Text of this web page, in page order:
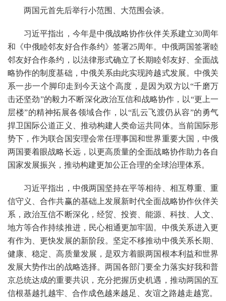
两国元首先后举行小范围、大范围会谈。
习近平指出，今年是中俄战略协作伙伴关系建立30周年
和《中俄睦邻友好合作条约》签署25周年。中俄两国签署睦
邻友好合作条约，以法律形式确立了长期睦邻友好、全面战
略协作的制度基础，中俄关系由此实现跨越式发展。中俄关
系一步一个脚印走到今天这个高度，是因为双方以“千磨万
击还坚劲”的毅力不断深化政治互信和战略协作，以“更上一
层楼”的精神拓展各领域合作，以“乱云飞渡仍从容”的勇气
捍卫国际公道正义、推动构建人类命运共同体。当前国际形
势下，作为联合国安理会常任理事国和世界重要大国，中俄
两国要着眼战略长远，以更高质量的全面战略协作助力各自
国家发展振兴，推动构建更加公正合理的全球治理体系。
习近平指出，中俄两国坚持在平等相待、相互尊重、重
信守义、合作共赢的基础上发展新时代全面战略协作伙伴关
系，政治互信不断深化，经贸、投资、能源、科技、人文、
地方等合作持续推进，民心相通更加牢固。中俄关系进入更
有作为、更快发展的新阶段。坚定不移推动中俄关系长期、
健康、稳定、高质量发展，是双方着眼两国根本利益和世界
发展大势作出的战略选择。两国各部门要全力落实好我和普
京总统达成的重要共识，充分把握历史机遇，推动两国的互
信根基越扎越牢、合作成色越来越足、友谊之路越走越宽。